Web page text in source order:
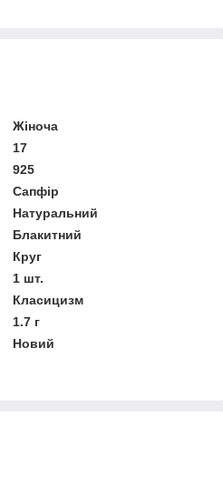
Жіноча
17
925
Сапфір
Натуральний
Блакитний
Круг
1 шт.
Класицизм
1.7 г
Новий